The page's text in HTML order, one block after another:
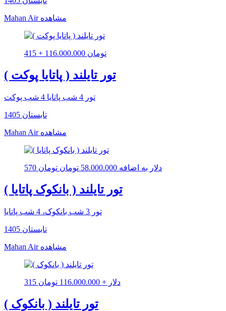
Mahan Air مشاهده
415 + 116.000.000 تومان
تور تایلند ( پاتایا پوکت )
تور 4 شب پاتایا 4 شب پوکت
تابستان 1405
Mahan Air مشاهده
570 دلار به اضافه 58.000.000 تومان تومان
تور تایلند ( بانکوک پاتایا )
تور 3 شب بانکوک، 4 شب پاتایا
تابستان 1405
Mahan Air مشاهده
315 دلار + 116.000.000 تومان
تور تایلند ( بانکوک )